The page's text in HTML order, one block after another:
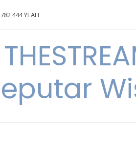
444 YEAH